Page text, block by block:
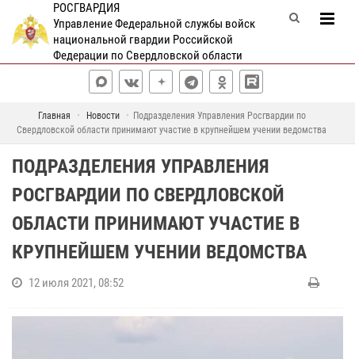
РОСГВАРДИЯ
Управление Федеральной службы войск
национальной гвардии Российской
Федерации по Свердловской области
Главная Новости
Подразделения Управления Росгвардии по
Свердловской области принимают участие в крупнейшем учении ведомства
ПОДРАЗДЕЛЕНИЯ УПРАВЛЕНИЯ
РОСГВАРДИИ ПО СВЕРДЛОВСКОЙ
ОБЛАСТИ ПРИНИМАЮТ УЧАСТИЕ В
КРУПНЕЙШЕМ УЧЕНИИ ВЕДОМСТВА
12 июля 2021, 08:52